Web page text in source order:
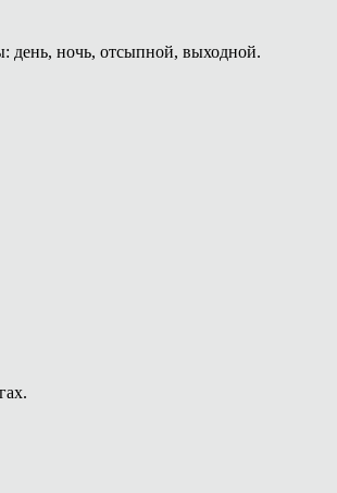
день, ночь, отсыпной, выходной.